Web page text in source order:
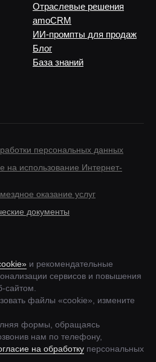
Отраслевые решения
amoCRM
ИИ-промпты для продаж
Блог
База знаний
персональных данных
на использование Интернет-
оказание услуг
документы
и рекомендательные
сервисов и повышения
сайтом.
файлы «cookie», измените
формы, обращаясь
нам по телефону,
на обработку персональных